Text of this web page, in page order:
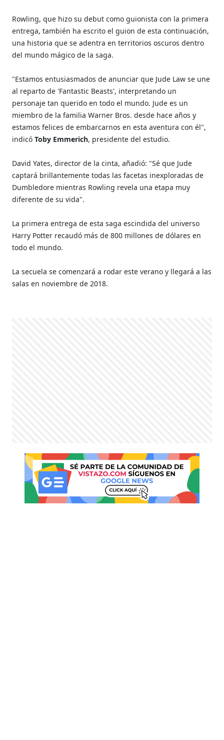
Rowling, que hizo su debut como guionista con la primera
entrega, también ha escrito el guion de esta continuación,
una historia que se adentra en territorios oscuros dentro
del mundo mágico de la saga.
"Estamos entusiasmados de anunciar que Jude Law se une
al reparto de 'Fantastic Beasts', interpretando un
personaje tan querido en todo el mundo. Jude es un
miembro de la familia Warner Bros. desde hace años y
estamos felices de embarcarnos en esta aventura con él",
indicóToby Emmerich, presidente del estudio.
David Yates, director de la cinta, añadió: "Sé que Jude
captará brillantemente todas las facetas inexploradas de
Dumbledore mientras Rowling revela una etapa muy
diferente de su vida".
La primera entrega de esta saga escindida del universo
Harry Potter recaudó más de 800 millones de dólares en
todo el mundo.
La secuela se comenzará a rodar este verano y llegará a las
salas en noviembre de 2018.